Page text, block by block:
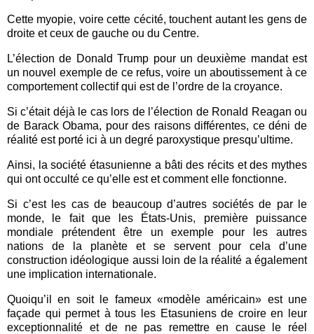
Cette myopie, voire cette cécité, touchent autant les gens de
droite et ceux de gauche ou du Centre.
L’élection de Donald Trump pour un deuxième mandat est
un nouvel exemple de ce refus, voire un aboutissement à ce
comportement collectif qui est de l’ordre de la croyance.
Si c’était déjà le cas lors de l’élection de Ronald Reagan ou
de Barack Obama, pour des raisons différentes, ce déni de
réalité est porté ici à un degré paroxystique presqu’ultime.
Ainsi, la société étasunienne a bâti des récits et des mythes
qui ont occulté ce qu’elle est et comment elle fonctionne.
Si c’est les cas de beaucoup d’autres sociétés de par le
monde, le fait que les États-Unis, première puissance
mondiale prétendent être un exemple pour les autres
nations de la planète et se servent pour cela d’une
construction idéologique aussi loin de la réalité a également
une implication internationale.
Quoiqu’il en soit le fameux «modèle américain» est une
façade qui permet à tous les Etasuniens de croire en leur
exceptionnalité et de ne pas remettre en cause le réel